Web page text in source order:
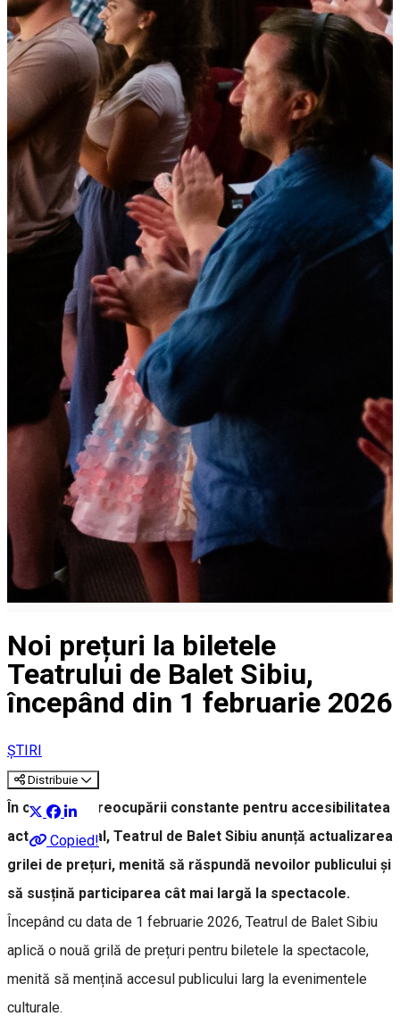
Noi prețuri la biletele
Teatrului de Balet Sibiu,
începând din 1 februarie 2026
ȘTIRI
Distribuie
Copied!
În contextul preocupării constante pentru accesibilitatea
actului cultural, Teatrul de Balet Sibiu anunță actualizarea
grilei de prețuri, menită să răspundă nevoilor publicului și
să susțină participarea cât mai largă la spectacole.
Începând cu data de 1 februarie 2026, Teatrul de Balet Sibiu
aplică o nouă grilă de prețuri pentru biletele la spectacole,
menită să mențină accesul publicului larg la evenimentele
culturale.